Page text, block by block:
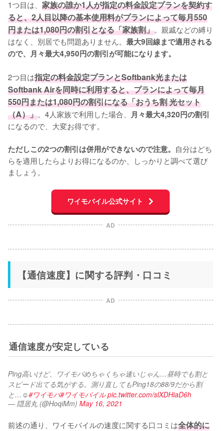
1つ目は、 家族の誰か1人が指定の料金設定プランを契約す
ると、2人目以降の基本使用料がプランによって毎月550
円または1,080円の割引となる「家族割」。親戚などの縛り
はなく、別居でも問題ありません。 最大9回線まで適用される
ので、月々最大4,950円の割引が可能になります。
2つ目は指定の料金設定プランとSoftbank光または
Softbank Airを同時に利用すると、プランによって毎月
550円または1,080円の割引になる「おうち割 光セット
（A）」。4人家族で利用した場合、 月々最大4,320円の割引
になるので、大変お得です。
ただしこの2つの割引は併用ができないので注意。 自分はどち
らを適用したらよりお得になるのか、しっかりと調べて選び
ましょう。
ワイモバイル公式サイト
AD
【通信速度】に関する評判・口コミ
AD
通信速度が安定している
Ping高いけど、ワイモバめちゃくちゃ速いじゃん…昼時でも割と
スピード出てる気がする。測り直してもPing18の88/9だから割
と…☺︎#ワイモバ#ワイモバイル pic.twitter.com/slXDHiaD6h
— 隠居丸 (@HoqiMm) May 16, 2021
前述の通り、ワイモバイルの速度に関する口コミは全体的に